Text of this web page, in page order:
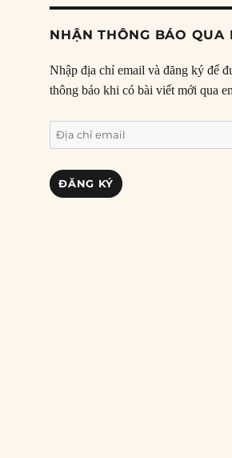
NHẬN THÔNG BÁO QUA
Nhập địa chỉ email và đăng ký để
thông báo khi có bài viết mới qua
Địa
chỉ
email
ĐĂNG KÝ